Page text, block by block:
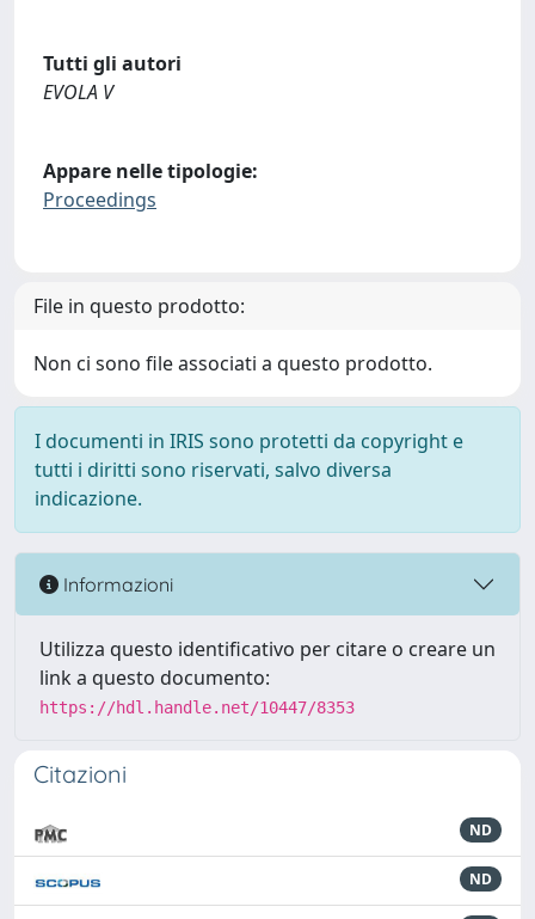
Tutti gli autori
EVOLA V
Appare nelle tipologie:
Proceedings
File in questo prodotto:
Non ci sono file associati a questo prodotto.
I documenti in IRIS sono protetti da copyright e
tutti i diritti sono riservati, salvo diversa
indicazione.
Informazioni
Utilizza questo identificativo per citare o creare un
link a questo documento:
https://hdl.handle.net/10447/8353
Citazioni
ND
ND